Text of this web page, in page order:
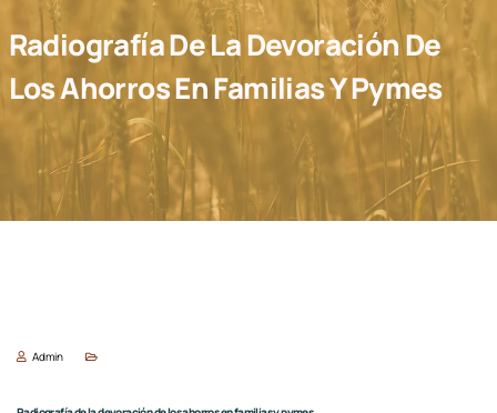
Radiografía De La Devoración De
Los Ahorros En Familias Y Pymes
Admin